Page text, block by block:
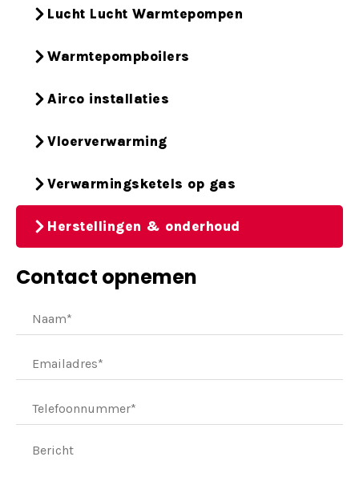
Lucht Lucht Warmtepompen
Warmtepompboilers
Airco installaties
Vloerverwarming
Verwarmingsketels op gas
Herstellingen & onderhoud
Contact opnemen